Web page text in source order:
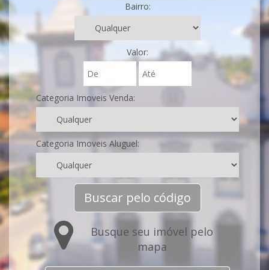
Bairro:
Valor:
Categoria Imoveis Venda:
Categoria Imoveis Aluguel:
Buscar pelo código
Busque seu imóvel pelo
mapa